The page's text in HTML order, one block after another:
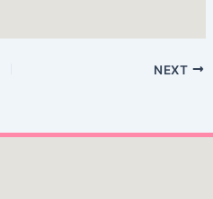
NEXT